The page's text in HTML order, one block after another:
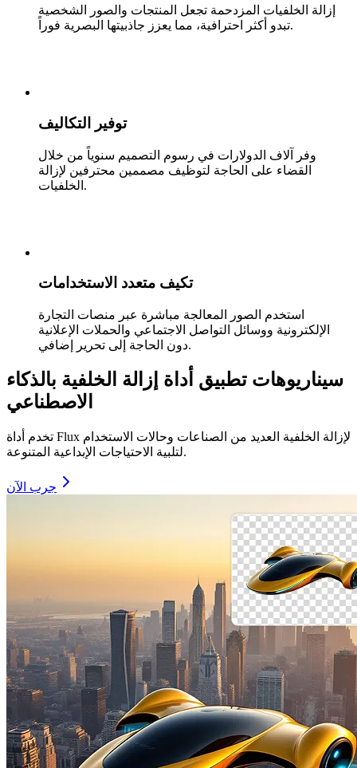
إزالة الخلفيات المزدحمة تجعل المنتجات والصور الشخصية
تبدو أكثر احترافية، مما يعزز جاذبيتها البصرية فوراً.
توفير التكاليف
وفر آلاف الدولارات في رسوم التصميم سنوياً من خلال
القضاء على الحاجة لتوظيف مصممين محترفين لإزالة
الخلفيات.
تكيف متعدد الاستخدامات
استخدم الصور المعالجة مباشرة عبر منصات التجارة
الإلكترونية ووسائل التواصل الاجتماعي والحملات الإعلانية
دون الحاجة إلى تحرير إضافي.
سيناريوهات تطبيق أداة إزالة الخلفية بالذكاء
الاصطناعي
تخدم أداة Flux لإزالة الخلفية العديد من الصناعات وحالات الاستخدام
لتلبية الاحتياجات الإبداعية المتنوعة.
جرب الآن